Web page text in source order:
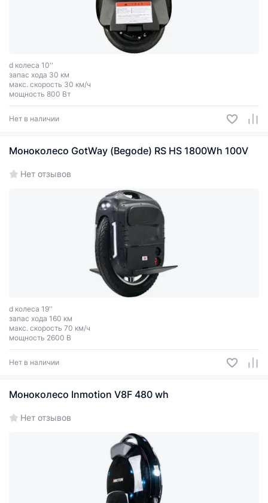
d колеса 10''
запас хода 30 км
макс. скорость 30 км/ч
мощность 800 Вт
Нет в наличии
Моноколесо GotWay (Begode) RS HS 1800Wh 100V
Нет отзывов
d колеса 19''
запас хода 160 км
макс. скорость 70 км/ч
мощность 2600 В
Нет в наличии
Моноколесо Inmotion V8F 480 wh
Нет отзывов